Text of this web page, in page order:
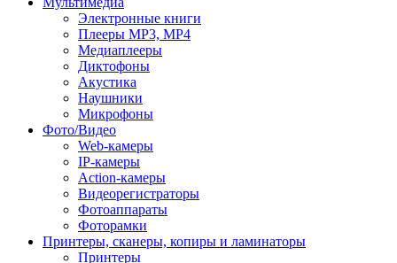
Электронные книги
Плееры MP3, MP4
Медиаплееры
Диктофоны
Акустика
Наушники
Микрофоны
Фото/Видео
Web-камеры
IP-камеры
Action-камеры
Видеорегистраторы
Фотоаппараты
Фоторамки
Принтеры, сканеры, копиры и ламинаторы
Принтеры